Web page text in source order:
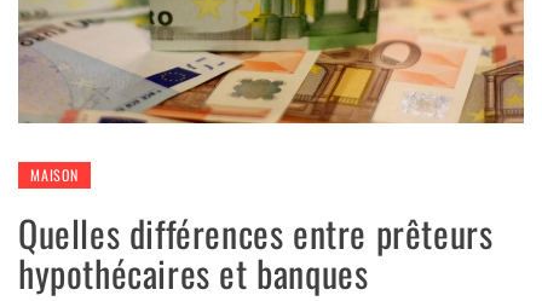
MAISON
Quelles différences entre prêteurs
hypothécaires et banques